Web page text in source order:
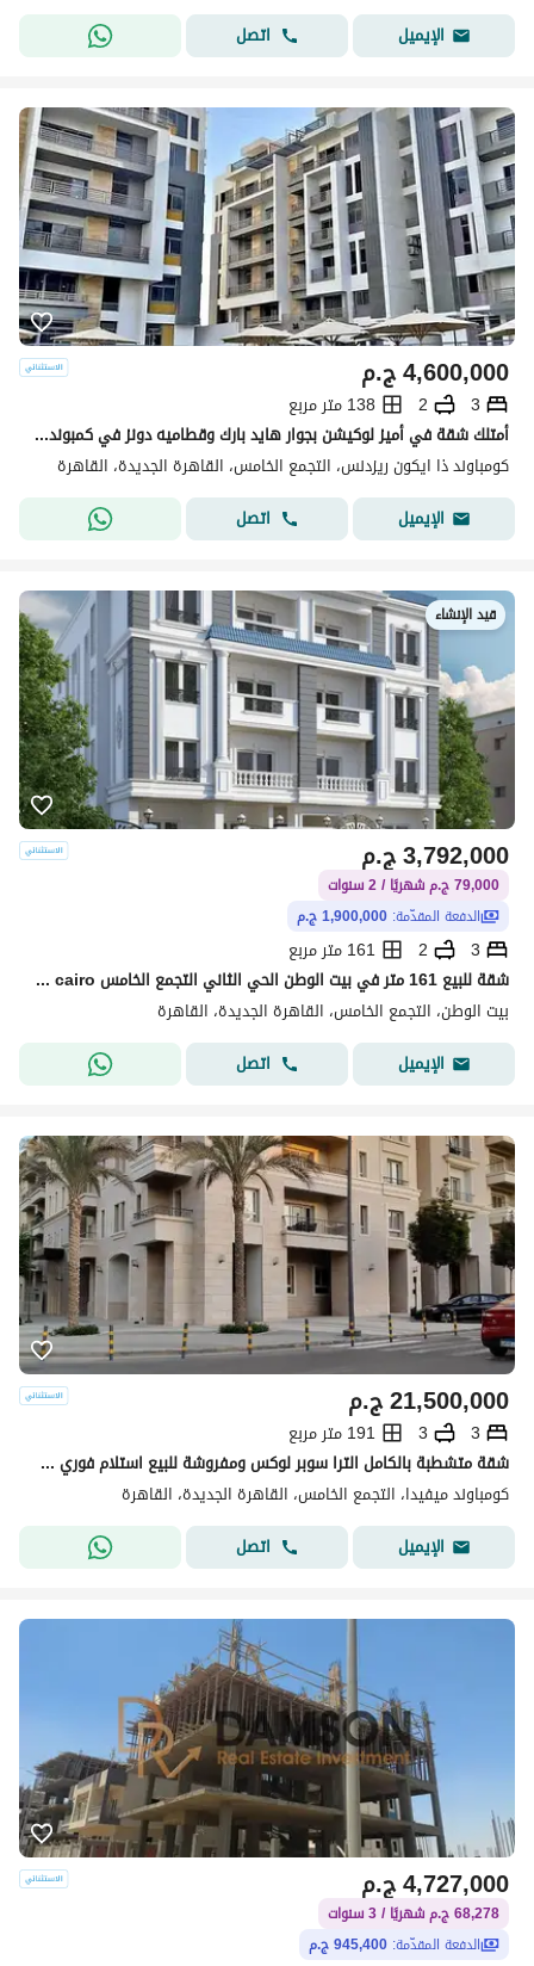
الإيميل
اتصل
ج.م4,600,000
3
2
138 متر مربع
أمتلك شقة في أميز لوكيشن بجوار هايد بارك وقطاميه دونز في كمبوند ذا أيكون التجمع الخامس
كومباوند ذا ايكون ريزدنس، التجمع الخامس، القاهرة الجديدة، القاهرة
الإيميل
اتصل
قيد الإنشاء
ج.م3,792,000
79,000 ج.م شهريًا / 2 سنوات
الدفعة المقدّمة: 1,900,000 ج.م
3
2
161 متر مربع
شقة للبيع 161 متر في بيت الوطن الحي الثاني التجمع الخامس beit al watan 5th settlement new cairo
بيت الوطن، التجمع الخامس، القاهرة الجديدة، القاهرة
الإيميل
اتصل
ج.م21,500,000
3
3
191 متر مربع
شقة متشطبة بالكامل الترا سوبر لوكس ومفروشة للبيع استلام فوري في كمبوند ميفيدا اعمار التجمع الخامس Mivida Emaar New Cairo
كومباوند ميفيدا، التجمع الخامس، القاهرة الجديدة، القاهرة
الإيميل
اتصل
ج.م4,727,000
68,278 ج.م شهريًا / 3 سنوات
الدفعة المقدّمة: 945,400 ج.م